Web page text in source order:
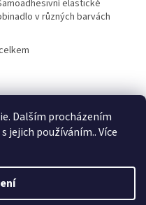
Dalším procházením
jejich používáním.. Více
elastické
v různých barvách